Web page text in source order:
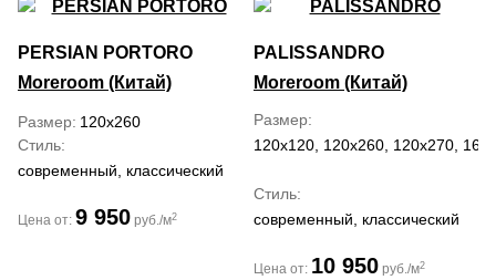
PERSIAN PORTORO
Moreroom (Китай)
Размер 120x260
Стиль
современный, классический
Цена от: 9 950 руб./м2
PALISSANDRO
Moreroom (Китай)
Размер
120x120, 120x260, 120x270,
Стиль
современный, классический
Цена от: 10 950 руб./м2